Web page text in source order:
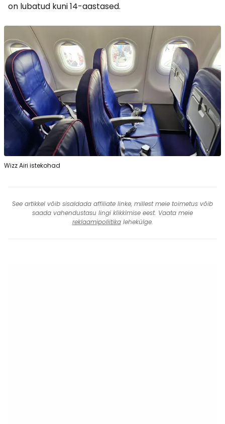
on lubatud kuni 14-aastased.
Wizz Airi istekohad
See artikkel võib sisaldada affiliate linke, millest meie toimetus võib
saada vahendustasu lingi klikkimise eest. Vaata meie
reklaamipoliitikalehekülge.